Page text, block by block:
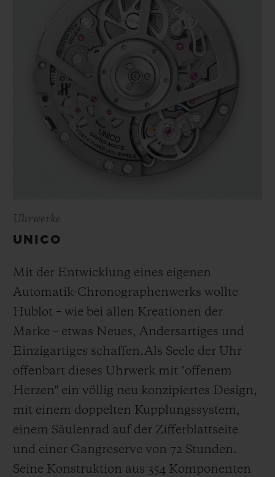
Uhrwerke
UNICO
Mit der Entwicklung eines eigenen
Automatik-Chronographenwerks wollte
Hublot – wie bei allen Kreationen der
Marke – etwas Neues, Andersartiges und
Einzigartiges schaffen.Als Seele der Uhr
offenbart dieses Uhrwerk mit "offenem
Herzen" ein völlig neu konzipiertes Design,
mit einem doppelten Kupplungssystem,
einem Säulenrad auf der Zifferblattseite
und einer Gangreserve von 72 Stunden.
Seine Konstruktion aus 354 Komponenten